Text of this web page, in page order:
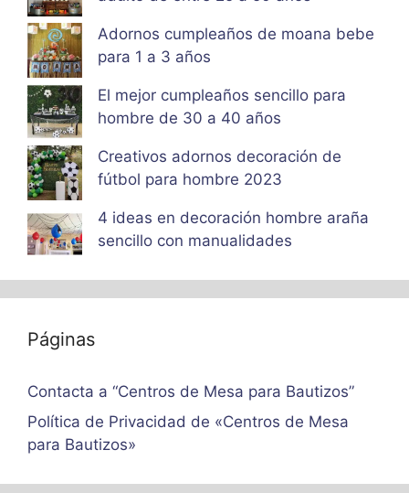
Adornos cumpleaños de moana bebe
para 1 a 3 años
El mejor cumpleaños sencillo para
hombre de 30 a 40 años
Creativos adornos decoración de
fútbol para hombre 2023
4 ideas en decoración hombre araña
sencillo con manualidades
Páginas
Contacta a “Centros de Mesa para Bautizos”
Política de Privacidad de «Centros de Mesa
para Bautizos»